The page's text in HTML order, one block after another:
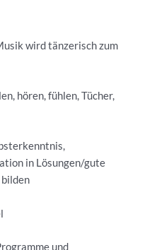
wird tänzerisch zum
hören, fühlen, Tücher,
in Lösungen/gute
und